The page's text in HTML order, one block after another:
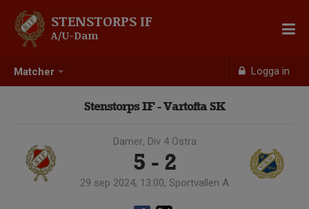
Matcher Logga in
STENSTORPS IF
A/U-Dam
Stenstorps IF - Vartofta SK
Damer, Div 4 Östra
5 - 2
29 sep 2024, 13:00, Sportvallen A